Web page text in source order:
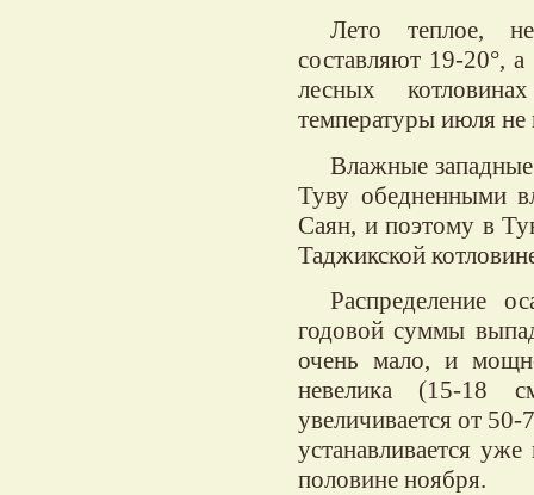
Лето теплое,
составляют 19-20°,
лесных
температуры июля
Влажные
Туву обедненными
Саян, и поэтому в
Таджикской
Распределение
годовой суммы
очень мало, и
невелика (15-18
увеличивается от
устанавливается
половине ноября.